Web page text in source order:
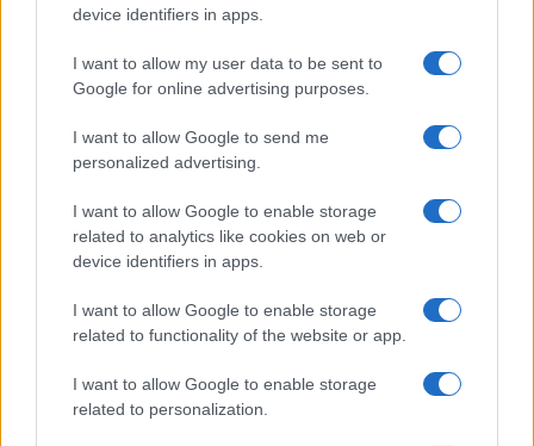
device identifiers in apps.
I want to allow my user data to be sent to
Google for online advertising purposes.
I want to allow Google to send me
personalized advertising.
I want to allow Google to enable storage
related to analytics like cookies on web or
device identifiers in apps.
I want to allow Google to enable storage
related to functionality of the website or app.
I want to allow Google to enable storage
related to personalization.
Svezia in pista a Saas-Fee: Hector e Nyberg pronte per
la nuova stagione
Francesca Lombardi · 10 Ago 2026